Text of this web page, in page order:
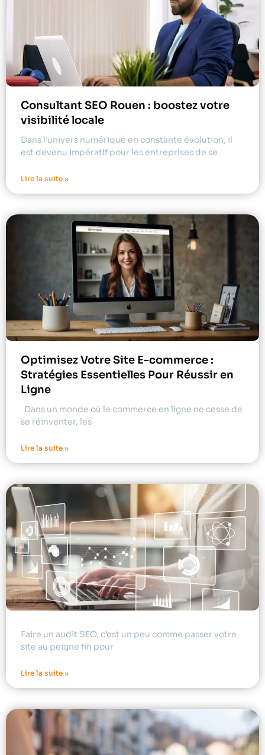
Consultant SEO Rouen : boostez votre
visibilité locale
Dans l’univers numérique en constante évolution, il
est devenu impératif pour les entreprises de se
Lire la suite »
Optimisez Votre Site E-commerce :
Stratégies Essentielles Pour Réussir en
Ligne
Dans un monde où le commerce en ligne ne cesse de
se réinventer, les
Lire la suite »
Faire un audit SEO, c’est un peu comme passer votre
site au peigne fin pour
Lire la suite »